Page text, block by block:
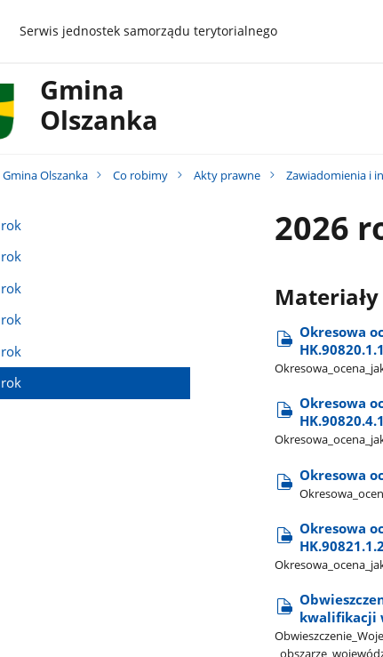
gov.plSerwis jednostek samorządu terytorialnego
Gmina
Olszanka
Gmina Olszanka Co robimy Akty prawne Zawiadomienia i
2026
Materiały
Okresowa
Okresowa
Okresowa
Okresowa
kwalifikacji